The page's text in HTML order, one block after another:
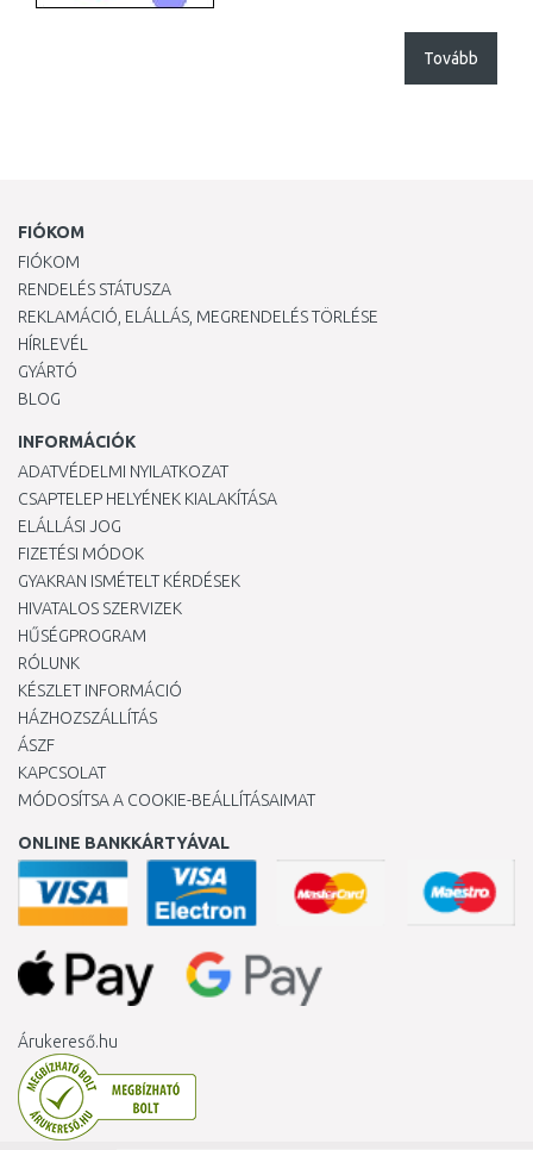
Tovább
FIÓKOM
FIÓKOM
RENDELÉS STÁTUSZA
REKLAMÁCIÓ, ELÁLLÁS, MEGRENDELÉS TÖRLÉSE
HÍRLEVÉL
GYÁRTÓ
BLOG
INFORMÁCIÓK
ADATVÉDELMI NYILATKOZAT
CSAPTELEP HELYÉNEK KIALAKÍTÁSA
ELÁLLÁSI JOG
FIZETÉSI MÓDOK
GYAKRAN ISMÉTELT KÉRDÉSEK
HIVATALOS SZERVIZEK
HŰSÉGPROGRAM
RÓLUNK
KÉSZLET INFORMÁCIÓ
HÁZHOZSZÁLLÍTÁS
ÁSZF
KAPCSOLAT
MÓDOSÍTSA A COOKIE-BEÁLLÍTÁSAIMAT
ONLINE BANKKÁRTYÁVAL
Árukereső.hu